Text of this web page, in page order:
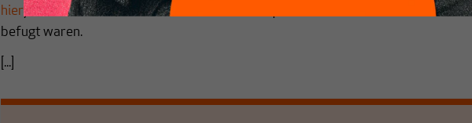
hier). Sie bestreiten, dass der Rat und das Europäische Parlament zu der Reform
befugt waren.
[...]